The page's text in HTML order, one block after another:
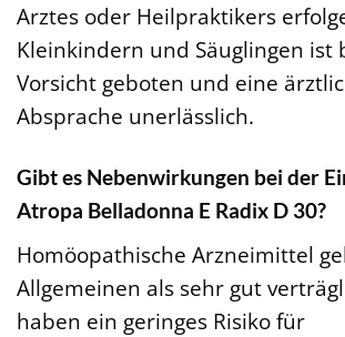
Arztes oder Heilpraktikers
Kleinkindern und Säuglingen ist
Vorsicht geboten und eine
Absprache unerlässlich.
Gibt es Nebenwirkungen bei der
Atropa Belladonna E Radix D 30?
Homöopathische Arzneimittel
Allgemeinen als sehr gut
haben ein geringes Risiko für